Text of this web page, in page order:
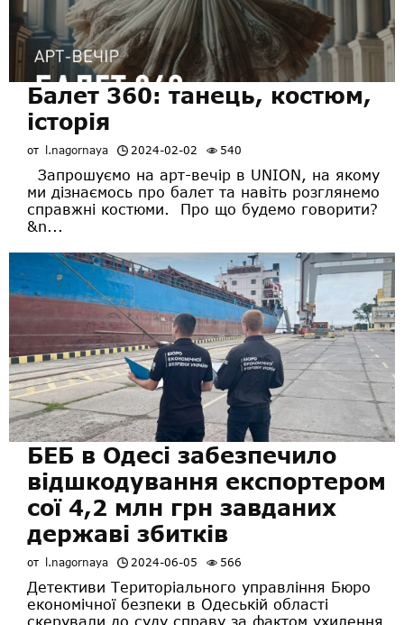
Балет 360: танець, костюм,
історія
от l.nagornaya 2024-02-02 540
Запрошуємо на арт-вечір в UNION, на якому
ми дізнаємось про балет та навіть розглянемо
справжні костюми. Про що будемо говорити?
&n...
БЕБ в Одесі забезпечило
відшкодування експортером
сої 4,2 млн грн завданих
державі збитків
от l.nagornaya 2024-06-05 566
Детективи Територіального управління Бюро
економічної безпеки в Одеській області
скерували до суду справу за фактом ухилення